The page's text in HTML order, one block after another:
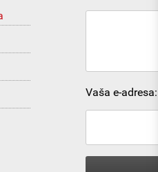
Vaša e-adresa: